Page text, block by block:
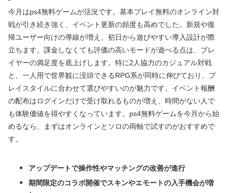
今月はps4無料ゲームが活況です。基本プレイ無料のオンライン対
戦が引き続き強く、イベント更新の頻度も高めでした。新規や復
帰ユーザー向けの導線が増え、初日から遊びやすい導入設計が際
立ちます。課金しなくても評価の高いモードが遊べる点は、プレ
イヤーの満足度を底上げします。特に2人協力のカジュアル対戦
と、一人用で世界観に没頭できるRPG系が同時に伸びており、プ
レイスタイルに合わせて選びやすいのが魅力です。イベント報酬
の配布はログインだけで受け取れるものが増え、時間がない人で
も体験価値を得やすくなっています。ps4無料ゲームを今月から始
めるなら、まずはオンラインとソロの両軸で試すのがおすすめで
す。
アップデートで操作性やマッチングの改善が進行
期間限定のコラボ開催でスキンやエモートの入手機会が増